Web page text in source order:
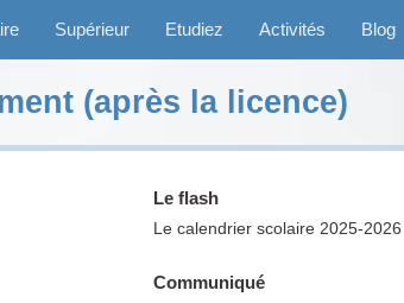
Supérieur Etudiez Activités Blog
(après la licence)
Le flash
Le calendrier scolaire 2025-2026
Communiqué